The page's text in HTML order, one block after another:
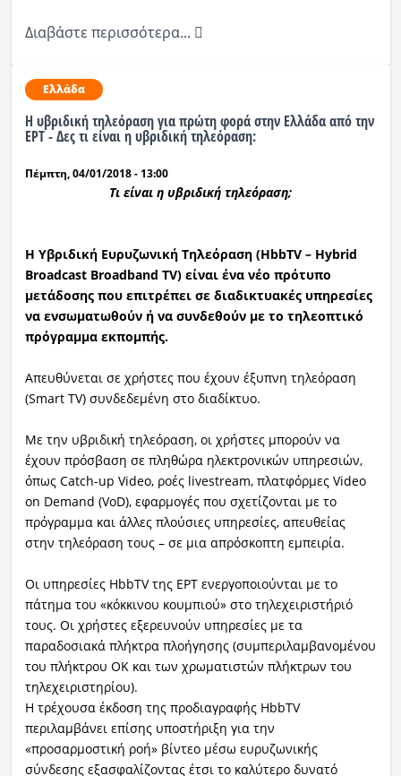
Διαβάστε περισσότερα...
Ελλάδα
Η υβριδική τηλεόραση για πρώτη φορά στην Ελλάδα από την
ΕΡΤ - Δες τι είναι η υβριδική τηλεόραση:
Πέμπτη, 04/01/2018 - 13:00
Τι είναι η υβριδική τηλεόραση;
Η Υβριδική Ευρυζωνική Τηλεόραση (HbbTV – Hybrid
Broadcast Broadband TV) είναι ένα νέο πρότυπο
μετάδοσης που επιτρέπει σε διαδικτυακές υπηρεσίες
να ενσωματωθούν ή να συνδεθούν με το τηλεοπτικό
πρόγραμμα εκπομπής.
Απευθύνεται σε χρήστες που έχουν έξυπνη τηλεόραση
(Smart TV) συνδεδεμένη στο διαδίκτυο.
Με την υβριδική τηλεόραση, οι χρήστες μπορούν να
έχουν πρόσβαση σε πληθώρα ηλεκτρονικών υπηρεσιών,
όπως Catch-up Video, ροές livestream, πλατφόρμες Video
on Demand (VoD), εφαρμογές που σχετίζονται με το
πρόγραμμα και άλλες πλούσιες υπηρεσίες, απευθείας
στην τηλεόραση τους – σε μια απρόσκοπτη εμπειρία.
Οι υπηρεσίες HbbTV της ΕΡΤ ενεργοποιούνται με το
πάτημα του «κόκκινου κουμπιού» στο τηλεχειριστήριό
τους. Οι χρήστες εξερευνούν υπηρεσίες με τα
παραδοσιακά πλήκτρα πλοήγησης (συμπεριλαμβανομένου
του πλήκτρου OK και των χρωματιστών πλήκτρων του
τηλεχειριστηρίου).
Η τρέχουσα έκδοση της προδιαγραφής HbbTV
περιλαμβάνει επίσης υποστήριξη για την
«προσαρμοστική ροή» βίντεο μέσω ευρυζωνικής
σύνδεσης εξασφαλίζοντας έτσι το καλύτερο δυνατό